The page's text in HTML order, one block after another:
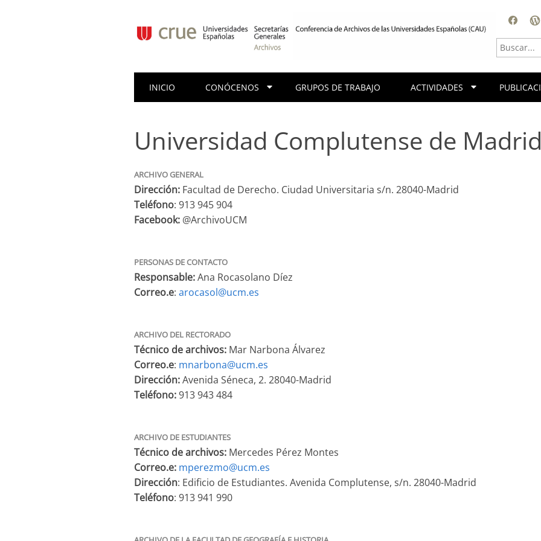
Facebook
Blog
INICIO CONÓCENOS GRUPOS DE TRABAJO ACTIVIDADES
Universidad Complutense de Madrid
ARCHIVO GENERAL
Dirección: Facultad de Derecho. Ciudad Universitaria s/n. 28040-Madrid
Teléfono: 913 945 904
Facebook: @ArchivoUCM
PERSONAS DE CONTACTO
Responsable:Ana Rocasolano Díez
Correo.e: arocasol@ucm.es
ARCHIVO DEL RECTORADO
Técnico de archivos: Mar Narbona Álvarez
Correo.e: mnarbona@ucm.es
Dirección:Avenida Séneca, 2. 28040-Madrid
Teléfono:913 943 484
ARCHIVO DE ESTUDIANTES
Técnico de archivos: Mercedes Pérez Montes
Correo.e: mperezmo@ucm.es
Dirección: Edificio de Estudiantes. Avenida Complutense, s/n. 28040-Madrid
Teléfono: 913 941 990